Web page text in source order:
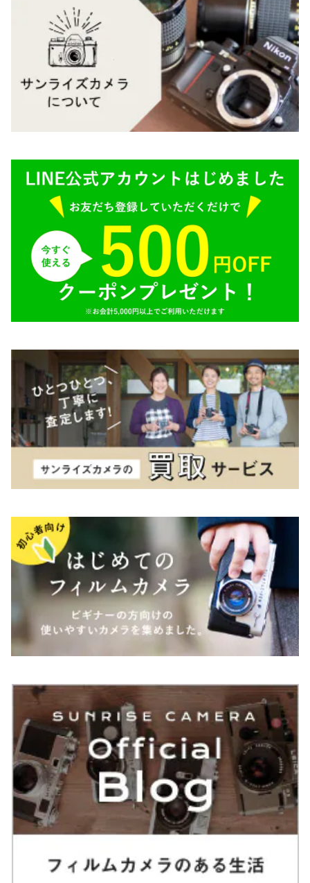
Carl Zeiss（カールツァイス）
Mamiya（マミヤ）
M645,二眼レフ
Plaubel（プラウベル）
SONY（ソニー）
SIGMA（シグマ）
Tokina（トキナー）
TAMRON（タムロン）
K&F（ケーアンドエフ）
その他
CY（ヤシカコンタックス）
M（ライカ）
R（ライカ）
AR（コニカ）
O（その他）